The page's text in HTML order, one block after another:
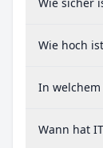
Wie hoch
In welchem
Wann hat